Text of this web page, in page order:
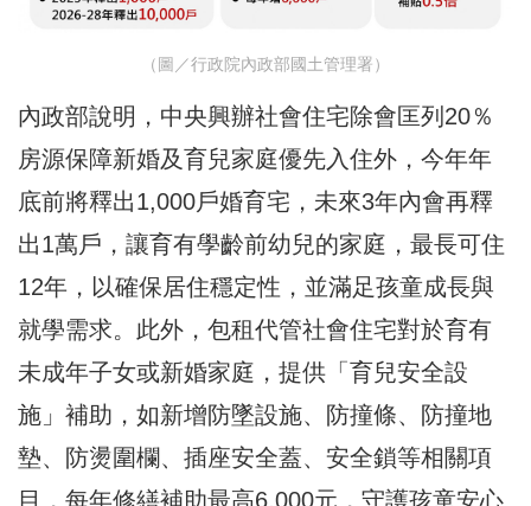
（圖／行政院內政部國土管理署）
內政部說明，中央興辦社會住宅除會匡列20％
房源保障新婚及育兒家庭優先入住外，今年年
底前將釋出1,000戶婚育宅，未來3年內會再釋
出1萬戶，讓育有學齡前幼兒的家庭，最長可住
12年，以確保居住穩定性，並滿足孩童成長與
就學需求。此外，包租代管社會住宅對於育有
未成年子女或新婚家庭，提供「育兒安全設
施」補助，如新增防墜設施、防撞條、防撞地
墊、防燙圍欄、插座安全蓋、安全鎖等相關項
目，每年修繕補助最高6,000元，守護孩童安心